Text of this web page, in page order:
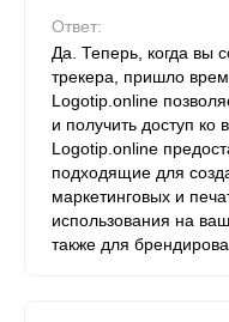
Ответ:
Да. Теперь, когда вы
трекера, пришло
Logotip.online
и получить доступ
Logotip.online
подходящие для
маркетинговых и
использования на
также для